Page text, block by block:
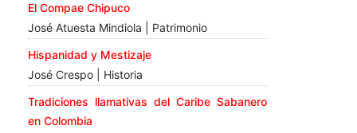
El Compae Chipuco
José Atuesta Mindiola | Patrimonio
Hispanidad y Mestizaje
José Crespo | Historia
Tradiciones llamativas del Caribe Sabanero
en Colombia